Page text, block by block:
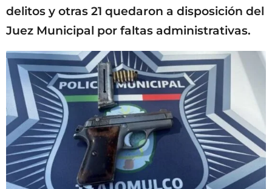
delitos y otras 21 quedaron a disposición del
Juez Municipal por faltas administrativas.